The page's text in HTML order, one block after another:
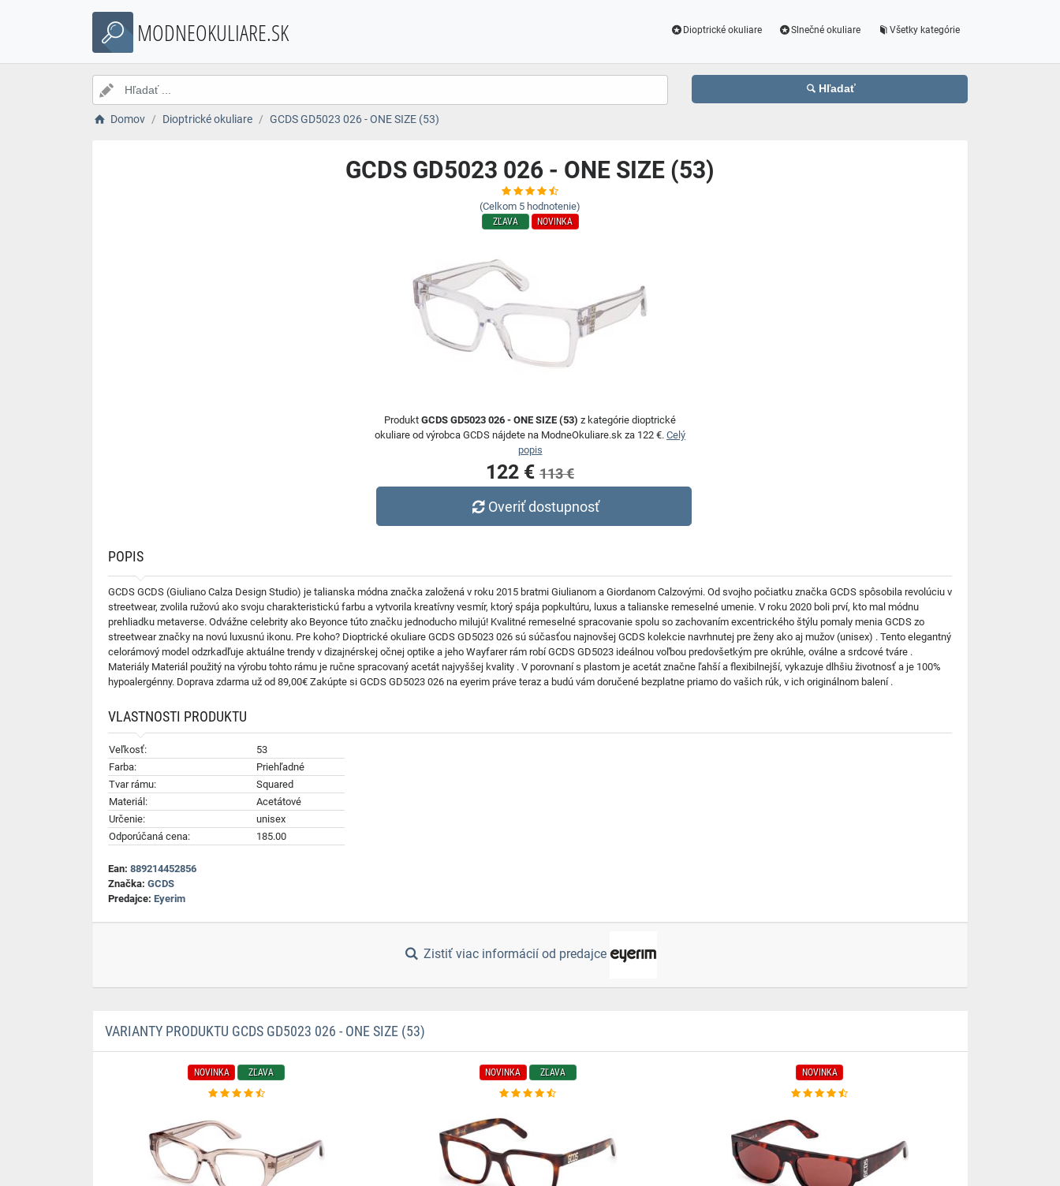
MODNEOKULIARE.SK Dioptrické okuliare Slnečné okuliare Všetky kategórie
Hľadať
Domov Dioptrické okuliare GCDS GD5023 026 - ONE SIZE (53)
GCDS GD5023 026 - ONE SIZE (53)
(Celkom 5 hodnotenie)
ZĽAVA NOVINKA
Produkt GCDS GD5023 026 - ONE SIZE (53) z kategórie dioptrické
okuliare od výrobca GCDS nájdete na ModneOkuliare.sk za 122 €. Celý
popis
122 € 113 €
Overiť dostupnosť
POPIS
GCDS GCDS (Giuliano Calza Design Studio) je talianska módna značka založená v roku 2015 bratmi Giulianom a Giordanom Calzovými. Od svojho počiatku značka GCDS spôsobila revolúciu v
streetwear, zvolila ružovú ako svoju charakteristickú farbu a vytvorila kreatívny vesmír, ktorý spája popkultúru, luxus a talianske remeselné umenie. V roku 2020 boli prví, kto mal módnu
prehliadku metaverse. Odvážne celebrity ako Beyonce túto značku jednoducho milujú! Kvalitné remeselné spracovanie spolu so zachovaním excentrického štýlu pomaly menia GCDS zo
streetwear značky na novú luxusnú ikonu. Pre koho? Dioptrické okuliare GCDS GD5023 026 sú súčasťou najnovšej GCDS kolekcie navrhnutej pre ženy ako aj mužov (unisex) . Tento elegantný
celorámový model odzrkadľuje aktuálne trendy v dizajnérskej očnej optike a jeho Wayfarer rám robí GCDS GD5023 ideálnou voľbou predovšetkým pre okrúhle, oválne a srdcové tváre .
Materiály Materiál použitý na výrobu tohto rámu je ručne spracovaný acetát najvyššej kvality . V porovnaní s plastom je acetát značne ľahší a flexibilnejší, vykazuje dlhšiu životnosť a je 100%
hypoalergénny. Doprava zdarma už od 89,00€ Zakúpte si GCDS GD5023 026 na eyerim práve teraz a budú vám doručené bezplatne priamo do vašich rúk, v ich originálnom balení .
VLASTNOSTI PRODUKTU
Veľkosť:
53
Farba:
Priehľadné
Tvar rámu:
Squared
Materiál:
Acetátové
Určenie:
unisex
Odporúčaná cena:
185.00
Ean: 889214452856
Značka: GCDS
Predajce: Eyerim
Zistiť viac informácií od predajce
VARIANTY PRODUKTU GCDS GD5023 026 - ONE SIZE (53)
NOVINKA ZĽAVA NOVINKA ZĽAVA NOVINKA